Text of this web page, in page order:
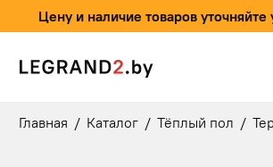
Цену и наличие товаров
Главная / Каталог / Тёплый пол /